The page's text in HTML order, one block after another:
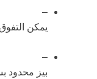
–
يمكن
–
بيز محدود